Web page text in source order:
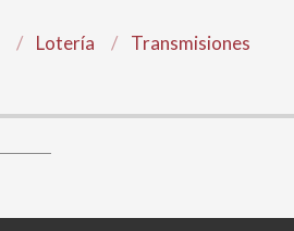
Lotería
Transmisiones